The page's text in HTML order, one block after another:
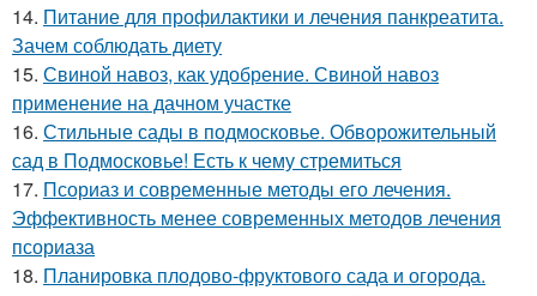
14. Питание для профилактики и лечения панкреатита.
Зачем соблюдать диету
15. Свиной навоз, как удобрение. Свиной навоз
применение на дачном участке
16. Стильные сады в подмосковье. Обворожительный
сад в Подмосковье! Есть к чему стремиться
17. Псориаз и современные методы его лечения.
Эффективность менее современных методов лечения
псориаза
18. Планировка плодово-фруктового сада и огорода.